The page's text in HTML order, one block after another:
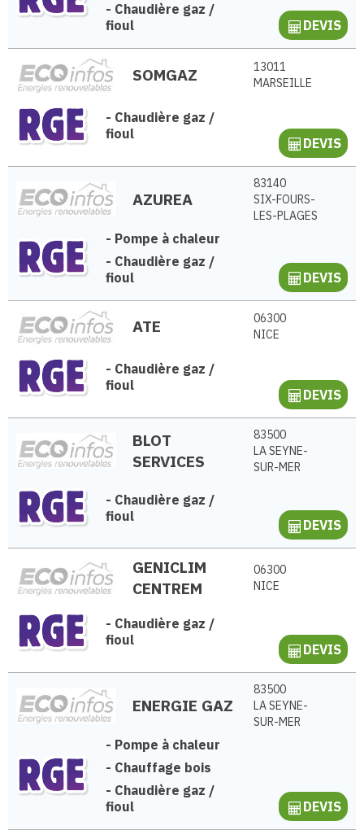
- Chaudière gaz /
fioul
DEVIS
SOMGAZ
13011
MARSEILLE
- Chaudière gaz /
fioul
DEVIS
AZUREA
83140
SIX-FOURS-
LES-PLAGES
- Pompe à chaleur
- Chaudière gaz /
fioul
DEVIS
ATE
06300
NICE
- Chaudière gaz /
fioul
DEVIS
BLOT
SERVICES
83500
LA SEYNE-
SUR-MER
- Chaudière gaz /
fioul
DEVIS
GENICLIM
CENTREM
06300
NICE
- Chaudière gaz /
fioul
DEVIS
ENERGIE GAZ
83500
LA SEYNE-
SUR-MER
- Pompe à chaleur
- Chauffage bois
- Chaudière gaz /
fioul
DEVIS